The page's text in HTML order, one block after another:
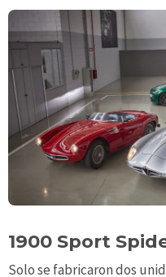
1900 Sport
Solo se fabricaron dos